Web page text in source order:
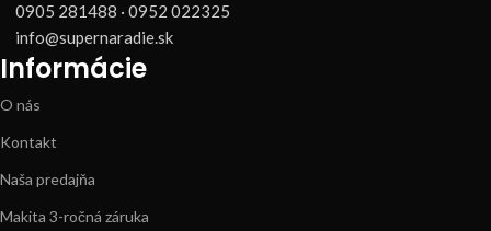
0905 281488 · 0952 022325
info@supernaradie.sk
Informácie
O nás
Kontakt
Naša predajňa
Makita 3-ročná záruka